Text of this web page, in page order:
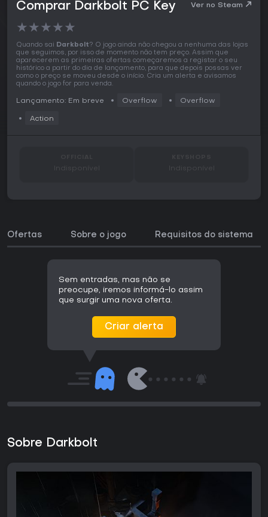
Comprar Darkbolt PC Key Ver no Steam
★★★★★
Quando sai Darkbolt? O jogo ainda não chegou a nenhuma das lojas
que seguimos, por isso de momento não tem preço. Assim que
aparecerem as primeiras ofertas começaremos a registar o seu
histórico a partir do dia de lançamento, para que depois possas ver
como o preço se moveu desde o início. Cria um alerta e avisamos
quando o jogo for para venda.
Lançamento: Em breve Overflow Overflow
Action
Indisponível Indisponível
Ofertas Sobre o jogo Requisitos do sistema
Sem entradas, mas não se
preocupe, iremos informá-lo assim
que surgir uma nova oferta.
Criar alerta
Sobre Darkbolt